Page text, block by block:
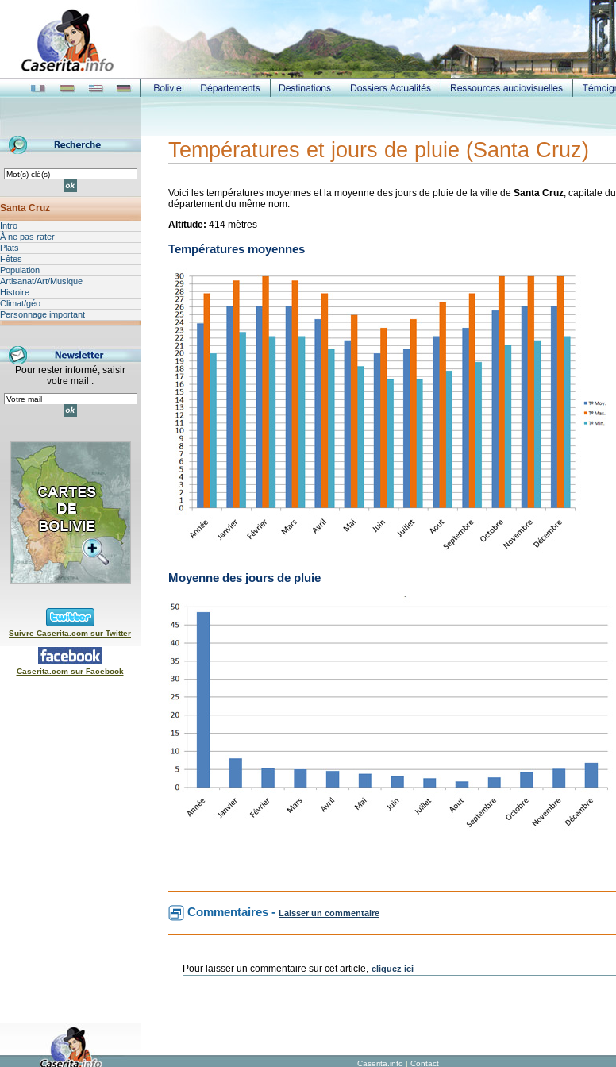
Santa Cruz
Intro
À ne pas rater
Plats
Fêtes
Population
Artisanat/Art/Musique
Histoire
Climat/géo
Personnage important
Pour rester informé, saisir
votre mail :
Suivre Caserita.com sur Twitter
Caserita.com sur Facebook
Températures et jours de pluie (Santa Cruz)
Voici les températures moyennes et la moyenne des jours de pluie de la ville de Santa Cruz, capitale du
département du même nom.
Altitude: 414 mètres
Températures moyennes
Moyenne des jours de pluie
Commentaires - Laisser un commentaire
Pour laisser un commentaire sur cet article, cliquez ici
Caserita.info | Contact